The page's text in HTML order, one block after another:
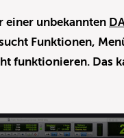
einer unbekannten
Funktionen,
funktionieren. Das